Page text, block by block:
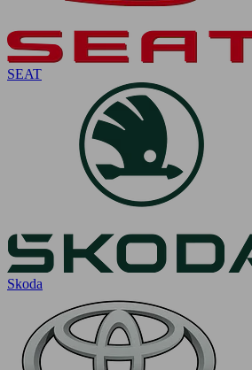
SEAT
Skoda